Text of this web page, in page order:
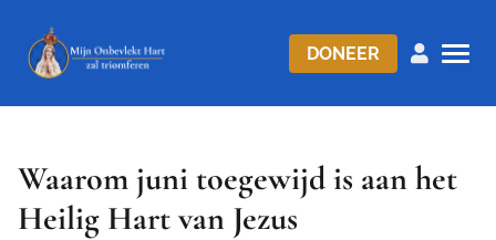
DONEER
Waarom juni toegewijd is aan het
Heilig Hart van Jezus